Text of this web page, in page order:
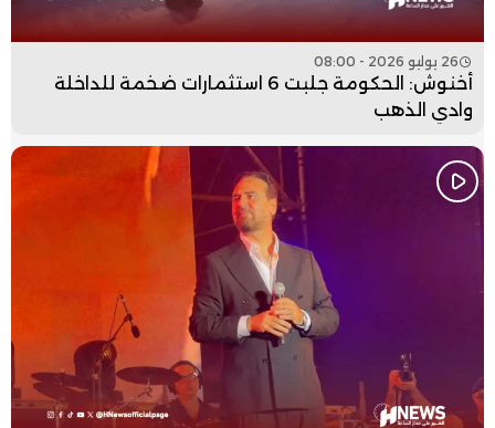
26 يوليو 2026 - 08:00
أخنوش: الحكومة جلبت 6 استثمارات ضخمة للداخلة
وادي الذهب